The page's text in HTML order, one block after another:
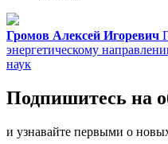
Громов Алексей Игоревич
энергетическому
наук
Подпишитесь на
и узнавайте первыми о